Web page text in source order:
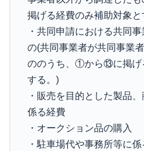
掲げる経費のみ補助対象と
・共同申請における共同
の(共同事業者が共同事業
ののうち、①から⑬に掲げ
する。)
・販売を目的とした製品
係る経費
・オークション品の購入
・駐車場代や事務所等に